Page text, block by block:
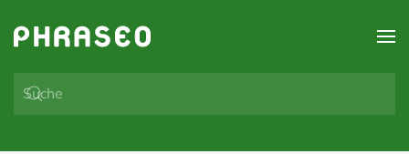
Zum Hauptinhalt springen